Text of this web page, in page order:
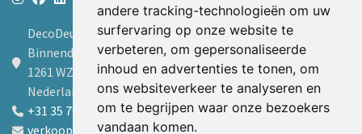
andere tracking-technologieën om uw
surfervaring op onze website te
verbeteren, om gepersonaliseerde
inhoud en advertenties te tonen, om
ons websiteverkeer te analyseren en
om te begrijpen waar onze bezoekers
vandaan komen.
DecoDeur B.V.
Binnendelta 9d
1261 WZ Blaricum
Nederland
+31 35 7605600
verkoop@decodeur.nl